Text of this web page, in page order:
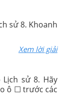
sử 8. Khoanh
Xem lời giải
sử 8. Hãy
ô ☐ trước các